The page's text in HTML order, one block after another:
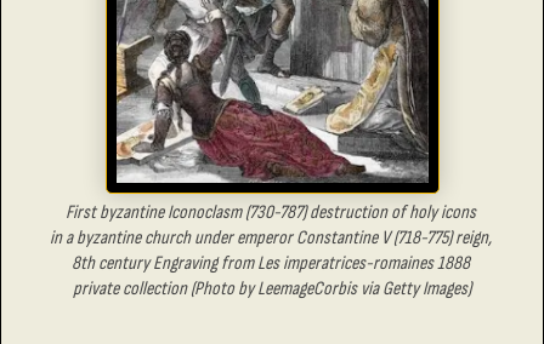
First byzantine Iconoclasm (730-787) destruction of holy icons
in a byzantine church under emperor Constantine V (718-775) reign,
8th century Engraving from Les imperatrices-romaines 1888
private collection (Photo by LeemageCorbis via Getty Images)